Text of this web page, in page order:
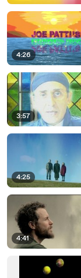
4:26
3:57
4:25
4:41